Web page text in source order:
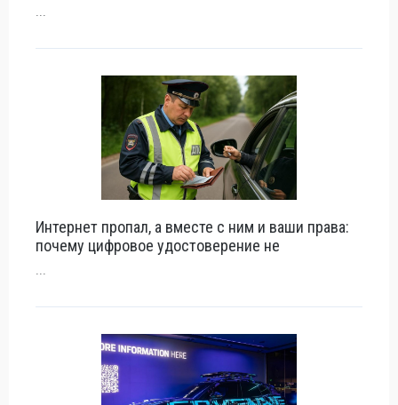
...
Интернет пропал, а вместе с ним и ваши права:
почему цифровое удостоверение не
...